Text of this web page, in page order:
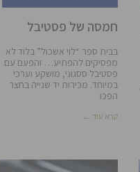
חמסה של פסטיבל
בבית ספר “לוי אשכול” בלוד לא
מפסיקים להפתיע… והפעם עם
פסטיבל ססגוני, מושקע וערכי
במיוחד. מכירות יד שנייה בחצר
הפכו
קרא עוד ←